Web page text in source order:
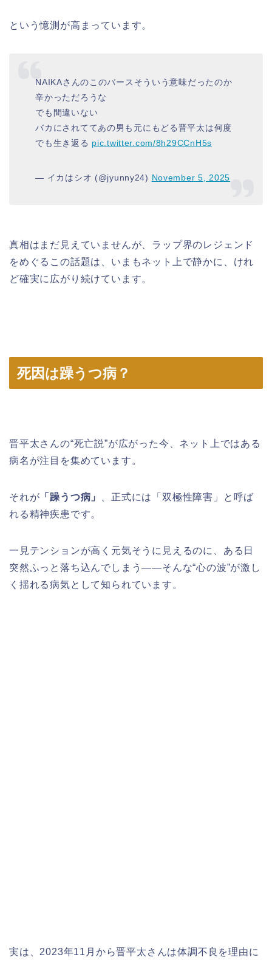
という憶測が高まっています。
NAIKAさんのこのバースそういう意味だったのか
辛かっただろうな
でも間違いない
バカにされててあの男も元にもどる晋平太は何度
でも生き返る pic.twitter.com/8h29CCnH5s
— イカはシオ (@jyunny24) November 5, 2025
真相はまだ見えていませんが、ラップ界のレジェンド
をめぐるこの話題は、いまもネット上で静かに、けれ
ど確実に広がり続けています。
死因は躁うつ病？
晋平太さんの“死亡説”が広がった今、ネット上ではある
病名が注目を集めています。
それが 「躁うつ病」
、正式には「双極性障害」と呼ば
れる精神疾患です。
一見テンションが高く元気そうに見えるのに、ある日
突然ふっと落ち込んでしまう——そんな“心の波”が激し
く揺れる病気として知られています。
実は、2023年11月から晋平太さんは体調不良を理由に